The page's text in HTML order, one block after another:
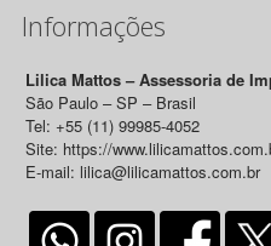
Informações
Lilica Mattos – Assessoria de
São Paulo – SP – Brasil
Tel: +55 (11) 99985-4052
Site: https://
E-mail: lilica@lilicamattos.com.br